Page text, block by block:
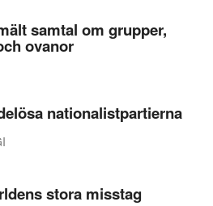
samtal om grupper,
ovanor
nationalistpartierna
stora misstag